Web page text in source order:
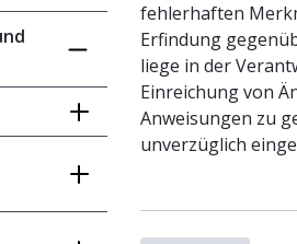
fehlerhaften
Erfindung
liege in der
Einreichung von
Anweisungen zu
unverzüglich